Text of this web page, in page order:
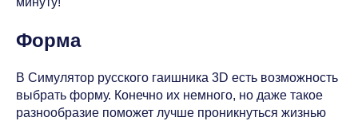
Форма
В Симулятор русского гаишника 3D есть возможность
выбрать форму. Конечно их немного, но даже такое
разнообразие поможет лучше проникнуться жизнью